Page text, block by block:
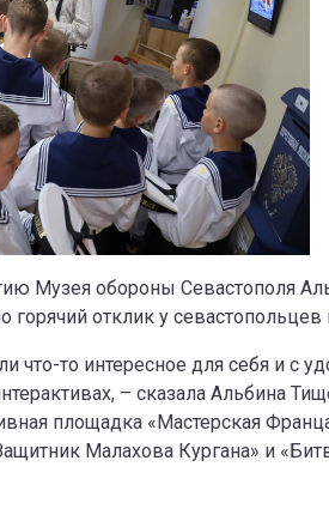
Музея обороны Севастополя
отклик у севастопольцев
что-то интересное для себя и с
– сказала Альбина
площадка «Мастерская
Малахова Кургана» и